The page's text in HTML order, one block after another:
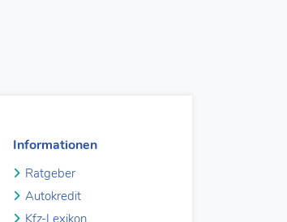
Informationen
Ratgeber
Autokredit
Kfz-Lexikon